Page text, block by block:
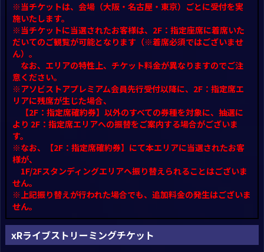
※当チケットは、会場（大阪・名古屋・東京）ごとに受付を実
施いたします。
※当チケットに当選されたお客様は、2F：指定座席に着席いた
だいてのご観覧が可能となります（※着席必須ではございませ
ん）。
なお、エリアの特性上、チケット料金が異なりますのでご注
意ください。
※アソビストアプレミアム会員先行受付以降に、2F：指定席エ
リアに残席が生じた場合、
【2F：指定席確約券】以外のすべての券種を対象に、抽選に
より 2F：指定席エリアへの振替をご案内する場合がございま
す。
※なお、【2F：指定席確約券】にて本エリアに当選されたお客
様が、
1F/2Fスタンディングエリアへ振り替えられることはございま
せん。
※上記振り替えが行われた場合でも、追加料金の発生はございま
せん。
xRライブストリーミングチケット